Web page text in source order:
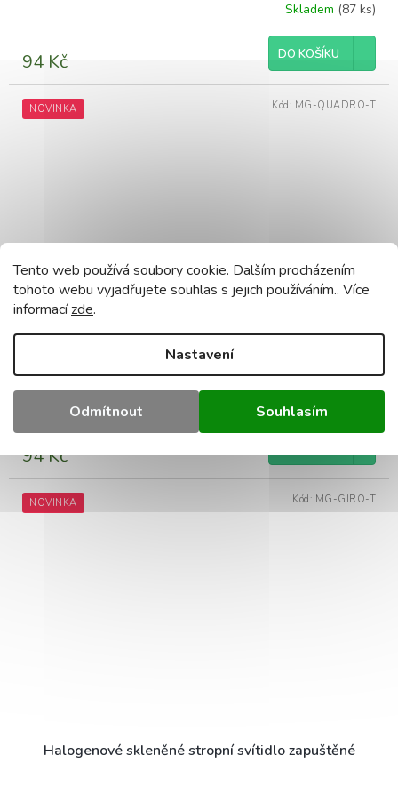
Tento web používá soubory cookie. Dalším procházením
tohoto webu vyjadřujete souhlas s jejich používáním.. Více
informacízde.
Nastavení
Odmítnout Souhlasím
Skladem (87 ks)
94 Kč DO KOŠÍKU
NOVINKA
Halogenové skleněné stropní svítidlo čtvercové,
pohyblivé, zrcadlové, prémiové
Skladem
94 Kč
Kód: MG-QUADRO-T
NOVINKA
Halogenové skleněné stropní svítidlo zapuštěné
Kód: MG-GIRO-T